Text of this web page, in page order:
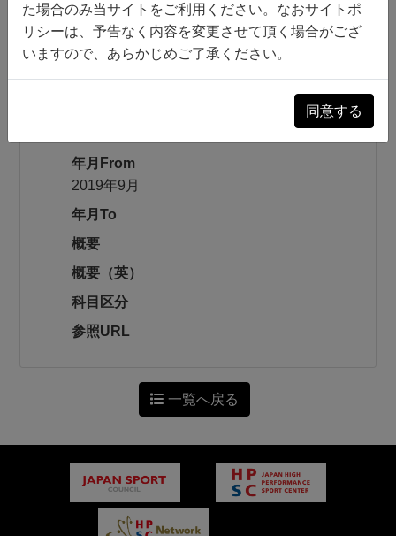
スポーツと栄養
科目名（英）
機関名
年月From
2019年9月
年月To
概要
概要（英）
科目区分
参照URL
一覧へ戻る
た場合のみ当サイトをご利用ください。なおサイトポ
リシーは、予告なく内容を変更させて頂く場合がござ
いますので、あらかじめご了承ください。
同意する